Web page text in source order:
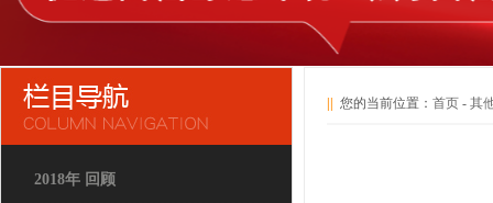
2018年 回顾
您的当前位置： 首页 - 其